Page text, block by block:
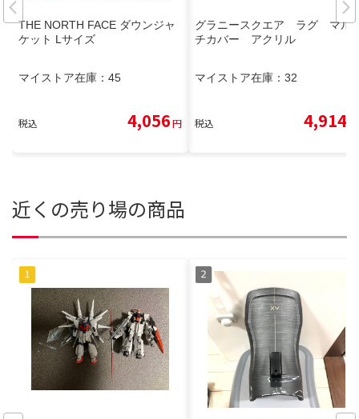
THE NORTH FACE ダウンジャ
ケット Lサイズ
マイストア在庫： 45
税込 4,056円
グラニースクエア ラグ マル
チカバー アクリル
マイストア在庫： 32
税込 4,914
近くの売り場の商品